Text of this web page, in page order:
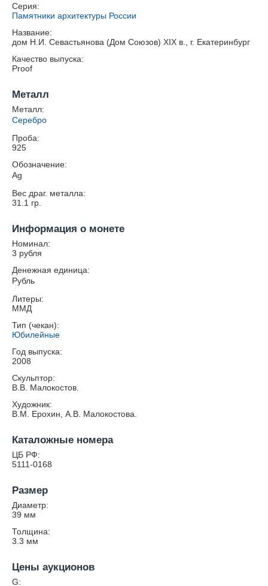
Серия:
Памятники архитектуры России
Название:
дом Н.И. Севастьянова (Дом Союзов) XIX в., г. Екатеринбург
Качество выпуска:
Proof
Металл
Металл:
Серебро
Проба:
925
Обозначение:
Ag
Вес драг. металла:
31.1 гр.
Информация о монете
Номинал:
3 рубля
Денежная единица:
Рубль
Литеры:
ММД
Тип (чекан):
Юбилейные
Год выпуска:
2008
Скульптор:
В.В. Малокостов.
Художник:
В.М. Ерохин, А.В. Малокостова.
Каталожные номера
ЦБ РФ:
5111-0168
Размер
Диаметр:
39 мм
Толщина:
3.3 мм
Цены аукционов
G: